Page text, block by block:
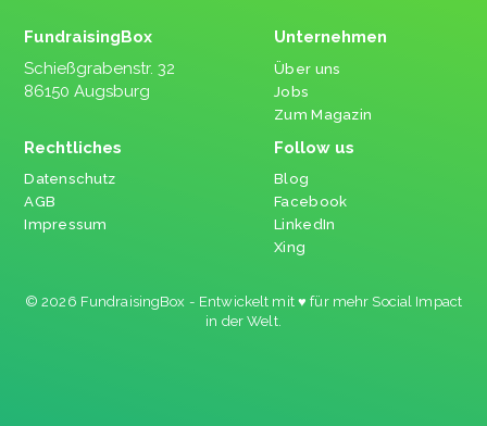
FundraisingBox
Schießgrabenstr. 32
86150 Augsburg
Unternehmen
Über uns
Jobs
Zum Magazin
Rechtliches
Datenschutz
AGB
Impressum
Follow us
Blog
Facebook
LinkedIn
Xing
© 2026 FundraisingBox - Entwickelt mit ♥ für mehr Social Impact
in der Welt.